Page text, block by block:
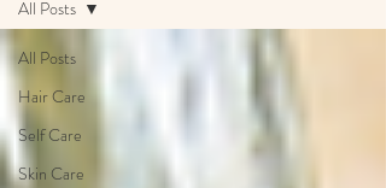
All Posts
Hair Care
Self Care
Skin Care
All Posts